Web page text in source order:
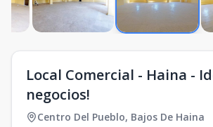
Local Comercial - Haina -
negocios!
Centro Del Pueblo, Bajos De Haina